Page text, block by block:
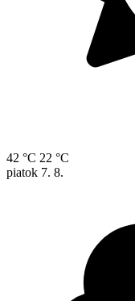
42 °C 22 °C
piatok 7. 8.